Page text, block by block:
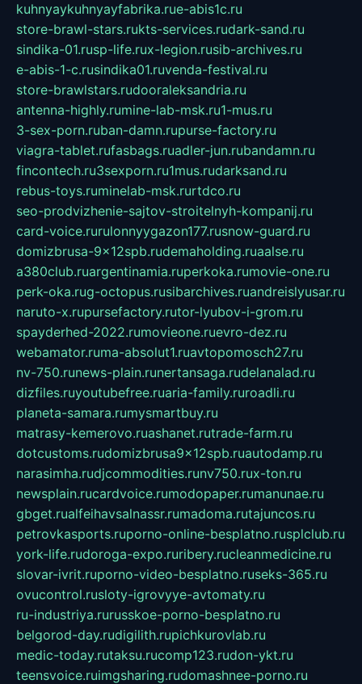
kuhnyaykuhnyayfabrika.rue-abis1c.ru
store-brawl-stars.rukts-services.rudark-sand.ru
sindika-01.rusp-life.rux-legion.rusib-archives.ru
e-abis-1-c.rusindika01.ruvenda-festival.ru
store-brawlstars.rudooraleksandria.ru
antenna-highly.rumine-lab-msk.ru1-mus.ru
3-sex-porn.ruban-damn.rupurse-factory.ru
viagra-tablet.rufasbags.ruadler-jun.rubandamn.ru
fincontech.ru3sexporn.ru1mus.rudarksand.ru
rebus-toys.ruminelab-msk.rurtdco.ru
seo-prodvizhenie-sajtov-stroitelnyh-kompanij.ru
card-voice.rurulonnyygazon177.rusnow-guard.ru
domizbrusa-9x12spb.rudemaholding.ruaalse.ru
a380club.ruargentinamia.ruperkoka.rumovie-one.ru
perk-oka.rug-octopus.rusibarchives.ruandreislyusar.ru
naruto-x.rupursefactory.rutor-lyubov-i-grom.ru
spayderhed-2022.rumovieone.ruevro-dez.ru
webamator.ruma-absolut1.ruavtopomosch27.ru
nv-750.runews-plain.runertansaga.rudelanalad.ru
dizfiles.ruyoutubefree.ruaria-family.ruroadli.ru
planeta-samara.rumysmartbuy.ru
matrasy-kemerovo.ruashanet.rutrade-farm.ru
dotcustoms.rudomizbrusa9x12spb.ruautodamp.ru
narasimha.rudjcommodities.runv750.rux-ton.ru
newsplain.rucardvoice.rumodopaper.rumanunae.ru
gbget.rualfeihavsalnassr.rumadoma.rutajuncos.ru
petrovkasports.ruporno-online-besplatno.rusplclub.ru
york-life.rudoroga-expo.ruribery.rucleanmedicine.ru
slovar-ivrit.ruporno-video-besplatno.ruseks-365.ru
ovucontrol.rusloty-igrovyye-avtomaty.ru
ru-industriya.rurusskoe-porno-besplatno.ru
belgorod-day.rudigilith.rupichkurovlab.ru
medic-today.rutaksu.rucomp123.rudon-ykt.ru
teensvoice.ruimgsharing.rudomashnee-porno.ru